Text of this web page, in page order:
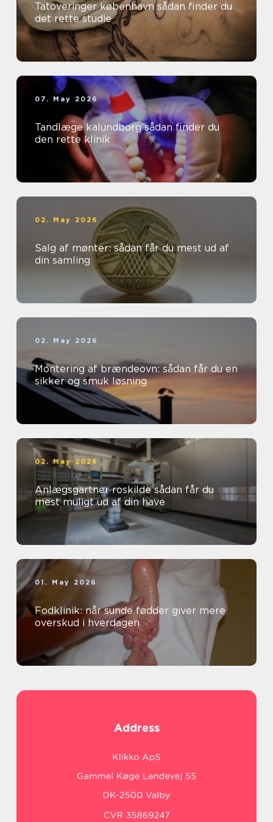
Tatoveringer københavn sådan finder du
det rette studie
07. May 2026
Tandlæge kalundborg sådan finder du
den rette klinik
02. May 2026
Salg af mønter: sådan får du mest ud af
din samling
02. May 2026
Montering af brændeovn: sådan får du en
sikker og smuk løsning
02. May 2026
Anlægsgartner roskilde sådan får du
mest muligt ud af din have
01. May 2026
Fodklinik: når sunde fødder giver mere
overskud i hverdagen
Address